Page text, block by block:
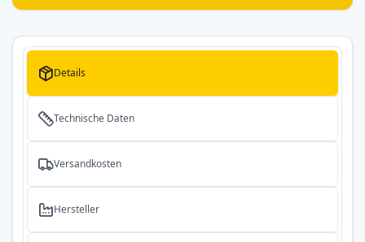
Details
Technische Daten
Versandkosten
Hersteller